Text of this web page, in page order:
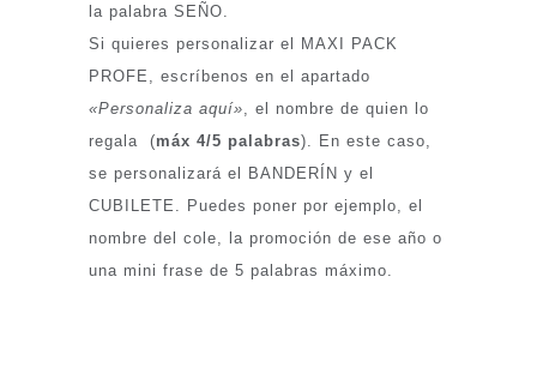
la palabra SEÑO.
Si quieres personalizar el MAXI PACK
PROFE, escríbenos en el apartado
«Personaliza aquí» , el nombre de quien lo
regala (máx 4/5 palabras). En este caso,
se personalizará el BANDERÍN y el
CUBILETE. Puedes poner por ejemplo, el
nombre del cole, la promoción de ese año o
una mini frase de 5 palabras máximo.